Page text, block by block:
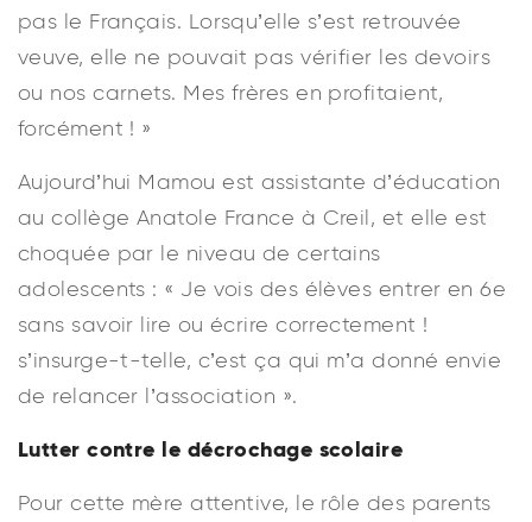
pas le Français. Lorsqu’elle s’est retrouvée
veuve, elle ne pouvait pas vérifier les devoirs
ou nos carnets. Mes frères en profitaient,
forcément ! »
Aujourd’hui Mamou est assistante d’éducation
au collège Anatole France à Creil, et elle est
choquée par le niveau de certains
adolescents : « Je vois des élèves entrer en 6e
sans savoir lire ou écrire correctement !
s’insurge-t-telle, c’est ça qui m’a donné envie
de relancer l’association ».
Lutter contre le décrochage scolaire
Pour cette mère attentive, le rôle des parents